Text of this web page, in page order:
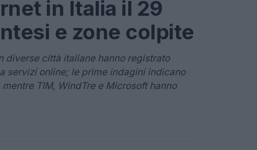
in Italia il 29
e zone colpite
diverse città italiane hanno registrato
servizi online; le prime indagini indicano
TIM, WindTre e Microsoft hanno